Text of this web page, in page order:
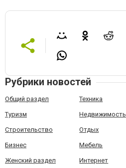
Рубрики новостей
Общий раздел Техника
Туризм Недвижимость
Строительство Отдых
Бизнес Мебель
Женский раздел Интернет